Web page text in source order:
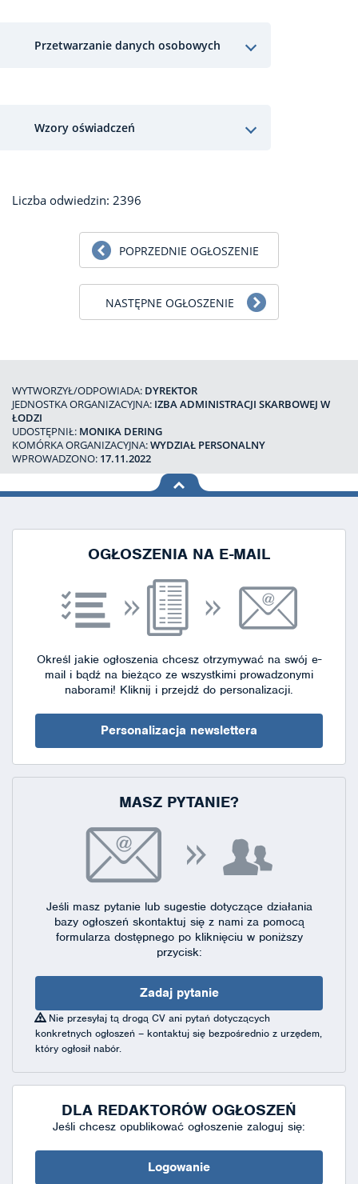
Przetwarzanie danych osobowych
Wzory oświadczeń
Liczba odwiedzin: 2396
POPRZEDNIE OGŁOSZENIE
NASTĘPNE OGŁOSZENIE
WYTWORZYŁ/ODPOWIADA: DYREKTOR
JEDNOSTKA ORGANIZACYJNA: IZBA ADMINISTRACJI SKARBOWEJ W
ŁODZI
UDOSTĘPNIŁ: MONIKA DERING
KOMÓRKA ORGANIZACYJNA:WYDZIAŁ PERSONALNY
WPROWADZONO: 17.11.2022
na górę
OGŁOSZENIA NA E-MAIL
Określ jakie ogłoszenia chcesz otrzymywać na swój e-
mail i bądź na bieżąco ze wszystkimi prowadzonymi
naborami! Kliknij i przejdź do personalizacji.
Personalizacja newslettera
MASZ PYTANIE?
Jeśli masz pytanie lub sugestie dotyczące działania
bazy ogłoszeń skontaktuj się z nami za pomocą
formularza dostępnegopo kliknięciu w poniższy
przycisk:
Zadaj pytanie
Nie przesyłaj tą drogą CV ani pytań dotyczących
konkretnych ogłoszeń – kontaktuj się bezpośrednio z urzędem,
który ogłosił nabór.
DLA REDAKTORÓW OGŁOSZEŃ
Jeśli chcesz opublikować ogłoszenie zaloguj się:
Logowanie